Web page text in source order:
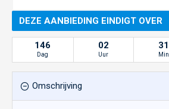
Omschrijving
DEZE AANBIEDING EINDIGT OVER
146
Dag
02
Uur
31
Min